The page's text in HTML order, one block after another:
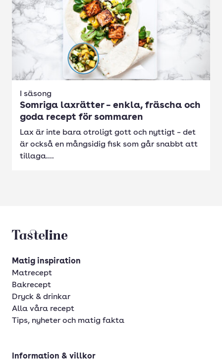
I säsong
Somriga laxrätter – enkla, fräscha och
goda recept för sommaren
Lax är inte bara otroligt gott och nyttigt – det
är också en mångsidig fisk som går snabbt att
tillaga....
Tasteline startsida
Matig inspiration
Matrecept
Bakrecept
Dryck & drinkar
Alla våra recept
Tips, nyheter och matig fakta
Information & villkor